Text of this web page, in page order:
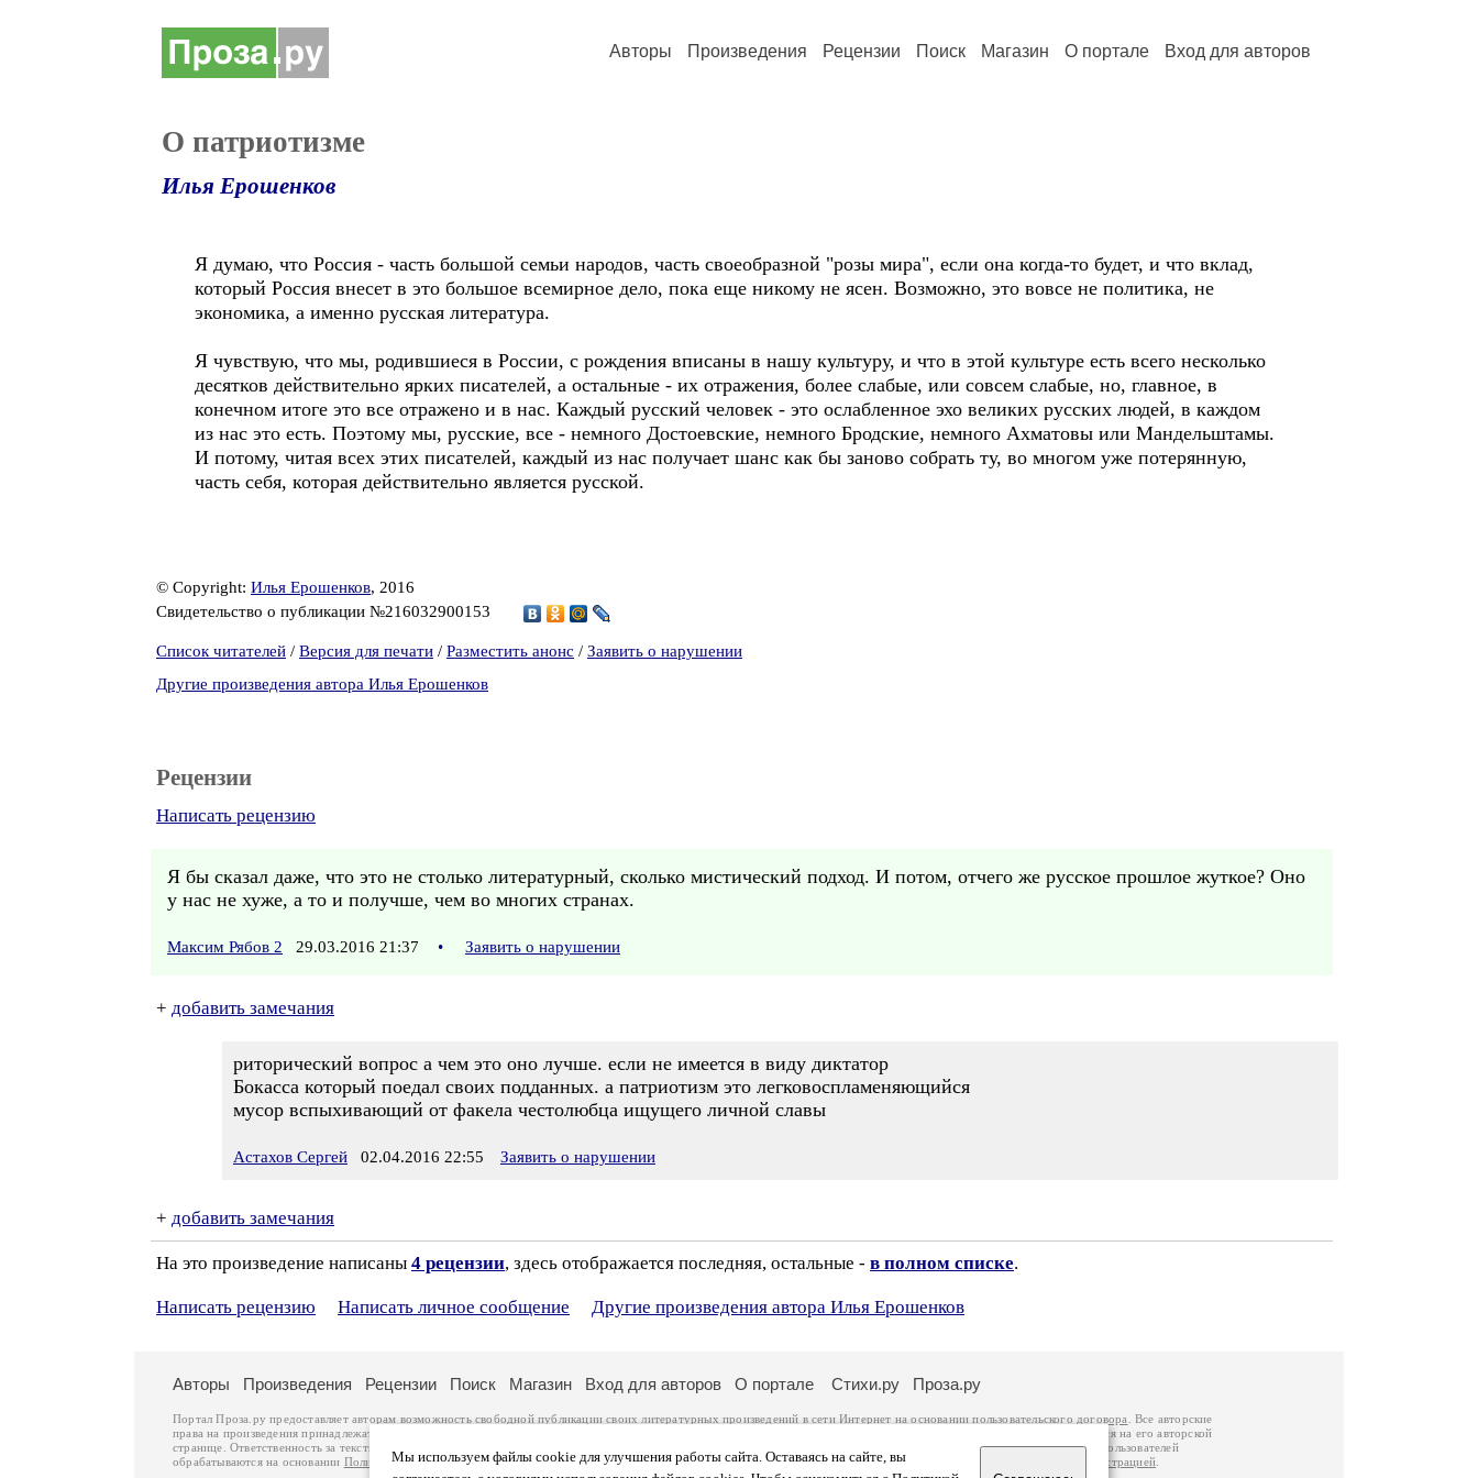
Авторы Произведения Рецензии Поиск Магазин О портале Вход для авторов
О патриотизме
Илья Ерошенков
Я думаю, что Россия - часть большой семьи народов, часть своеобразной "розы мира", если она когда-то будет, и что вклад,
который Россия внесет в это большое всемирное дело, пока еще никому не ясен. Возможно, это вовсе не политика, не
экономика, а именно русская литература.
Я чувствую, что мы, родившиеся в России, с рождения вписаны в нашу культуру, и что в этой культуре есть всего несколько
десятков действительно ярких писателей, а остальные - их отражения, более слабые, или совсем слабые, но, главное, в
конечном итоге это все отражено и в нас. Каждый русский человек - это ослабленное эхо великих русских людей, в каждом
из нас это есть. Поэтому мы, русские, все - немного Достоевские, немного Бродские, немного Ахматовы или Мандельштамы.
И потому, читая всех этих писателей, каждый из нас получает шанс как бы заново собрать ту, во многом уже потерянную,
часть себя, которая действительно является русской.
© Copyright: Илья Ерошенков, 2016
Свидетельство о публикации №216032900153
Список читателей / Версия для печати / Разместить анонс / Заявить о нарушении
Другие произведения автора Илья Ерошенков
Рецензии
Написать рецензию
Я бы сказал даже, что это не столько литературный, сколько мистический подход. И потом, отчего же русское прошлое жуткое? Оно
у нас не хуже, а то и получше, чем во многих странах.
Максим Рябов 2 29.03.2016 21:37 • Заявить о нарушении
+ добавить замечания
риторический вопрос а чем это оно лучше. если не имеется в виду диктатор
Бокасса который поедал своих подданных. а патриотизм это легковоспламеняющийся
мусор вспыхивающий от факела честолюбца ищущего личной славы
Астахов Сергей 02.04.2016 22:55 Заявить о нарушении
+ добавить замечания
На это произведение написаны 4 рецензии, здесь отображается последняя, остальные - в полном списке.
Написать рецензию Написать личное сообщение Другие произведения автора Илья Ерошенков
Мы используем файлы cookie для улучшения работы сайта. Оставаясь на сайте, вы
Авторы Произведения Рецензии Поиск Магазин Вход для авторов О портале Стихи.ру Проза.ру
Портал Проза.ру предоставляет авторам возможность свободной публикации своих литературных произведений в сети Интернет на основаниипользовательского договора
. Все авторские
права на произведения принадлежат авторам и охраняются
. Перепечатка произведений возможна только с согласия его автора, к которому вы можете обратиться на его авторской
странице. Ответственность за тексты произведений авторы несут самостоятельно на основании
законодательства Российской Федерации. Данные пользователей
обрабатываются на основании Политики обработки персональных данных. Вы также можете посмотреть более подробнуюинформацию о портале связаться с администрацией